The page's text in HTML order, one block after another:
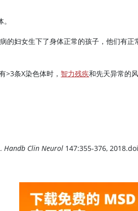
的妇女生下了身体正常的孩子，他们有正
>3条X染色体时， 智力残疾和先天异常的
Handb Clin Neurol 147:355-376,